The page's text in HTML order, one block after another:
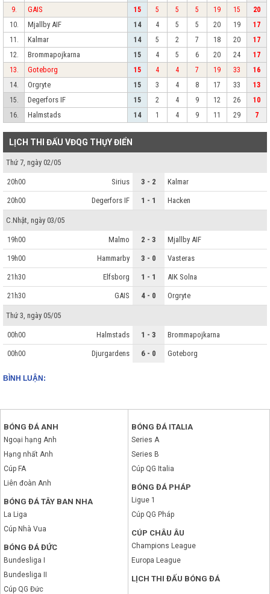
9.
GAIS 15 5 5 5 19 15
20
10.
Mjallby AIF 14 4 5 5 20 19
17
11.
Kalmar 14 5 2 7 18 20
17
12.
Brommapojkarna 15 4 5 6 20 24
17
13.
Goteborg 15 4 4 7 19 33
16
14.
Orgryte 15 3 4 8 17 33
13
15.
Degerfors IF 15 2 4 9 12 26
10
16.
Halmstads 14 1 4 9 11 29 7
LỊCH THI ĐẤU VĐQG THỤY ĐIỂN
Thứ 7, ngày 02/05
20h00 Sirius 3 - 2 Kalmar
20h00 Degerfors IF 1 - 1 Hacken
C.Nhật, ngày 03/05
19h00 Malmo 2 - 3 Mjallby AIF
19h00 Hammarby 3 - 0 Vasteras
21h30 Elfsborg 1 - 1 AIK Solna
21h30 GAIS 4 - 0 Orgryte
Thứ 3, ngày 05/05
00h00 Halmstads 1 - 3 Brommapojkarna
00h00 Djurgardens 6 - 0 Goteborg
BÌNH LUẬN:
BÓNG ĐÁ ANH
Ngoại hạng Anh
Hạng nhất Anh
Cúp FA
Liên đoàn Anh
BÓNG ĐÁ TÂY BAN NHA
La Liga
Cúp Nhà Vua
BÓNG ĐÁ ĐỨC
Bundesliga I
Bundesliga II
Cúp QG Đức
BÓNG ĐÁ ITALIA
Series A
Series B
Cúp QG Italia
BÓNG ĐÁ PHÁP
Ligue 1
Cúp QG Pháp
CÚP CHÂU ÂU
Champions League
Europa League
LỊCH THI ĐẤU BÓNG ĐÁ